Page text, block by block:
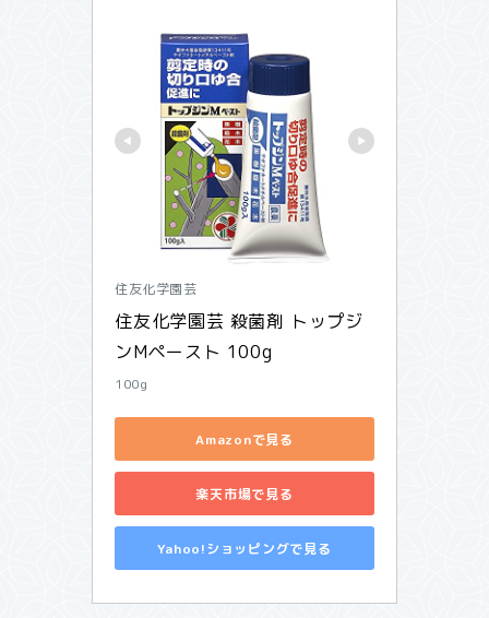
住友化学園芸
住友化学園芸 殺菌剤 トップジ
ンMペースト 100g
100g
Amazonで見る
楽天市場で見る
Yahoo!ショッピングで見る